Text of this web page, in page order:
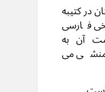
در کتیبه
فارسی
آن به
می